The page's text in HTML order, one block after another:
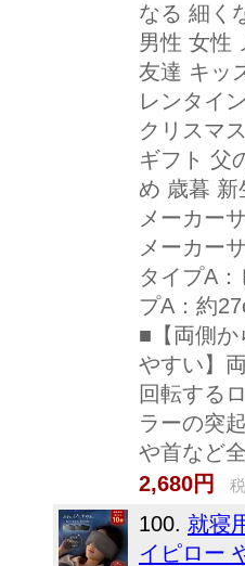
なる 細く
男性 女性
友達 キッ
レンタイ
クリスマ
ギフト 父
め 歳暮
メーカー
メーカー
タイプA
プA：約
■【両側か
やすい】
回転する
ラーの突
や首など
2,680円
100. 就寝
イピロー